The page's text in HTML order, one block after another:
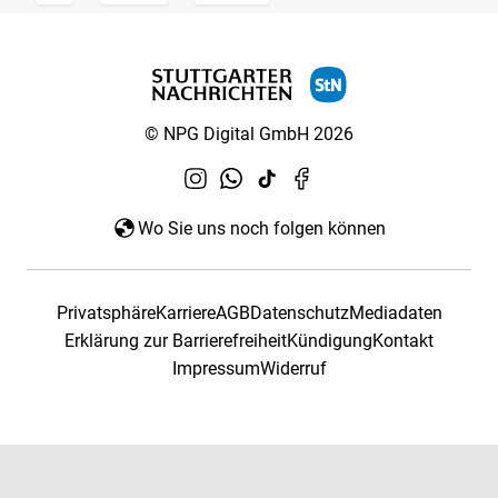
© NPG Digital GmbH 2026
Wo Sie uns noch folgen können
PrivatsphäreKarriereAGBDatenschutzMediadaten
Erklärung zur BarrierefreiheitKündigungKontakt
ImpressumWiderruf